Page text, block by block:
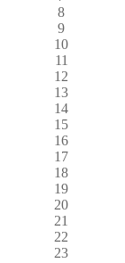
8
9
10
11
12
13
14
15
16
17
18
19
20
21
22
23